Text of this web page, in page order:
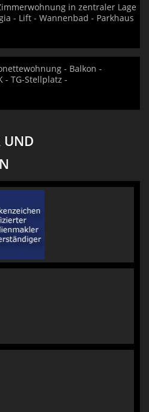
in zentraler Lage
- Lift - Wannenbad - Parkhaus
- Balkon -
- TG-Stellplatz -
UND